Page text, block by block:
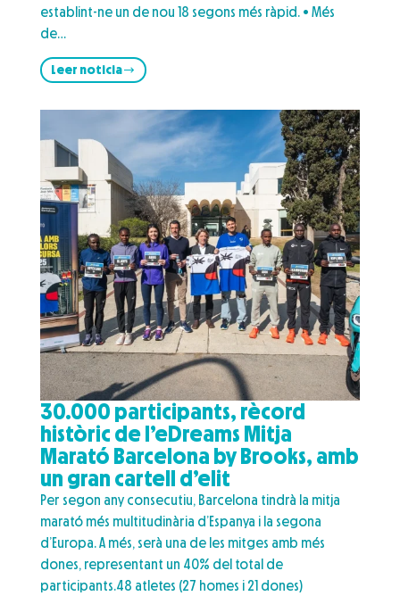
establint-ne un de nou 18 segons més ràpid. • Més
de…
Leer noticia
30.000 participants, rècord
històric de l’eDreams Mitja
Marató Barcelona by Brooks, amb
un gran cartell d’elit​
Per segon any consecutiu, Barcelona tindrà la mitja
marató més multitudinària d’Espanya i la segona
d’Europa. A més, serà una de les mitges amb més
dones, representant un 40% del total de
participants.48 atletes (27 homes i 21 dones)